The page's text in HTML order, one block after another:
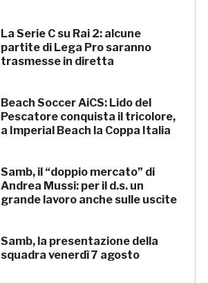
La Serie C su Rai 2: alcune
partite di Lega Pro saranno
trasmesse in diretta
Beach Soccer AiCS: Lido del
Pescatore conquista il tricolore,
a Imperial Beach la Coppa Italia
Samb, il “doppio mercato” di
Andrea Mussi: per il d.s. un
grande lavoro anche sulle uscite
Samb, la presentazione della
squadra venerdì 7 agosto